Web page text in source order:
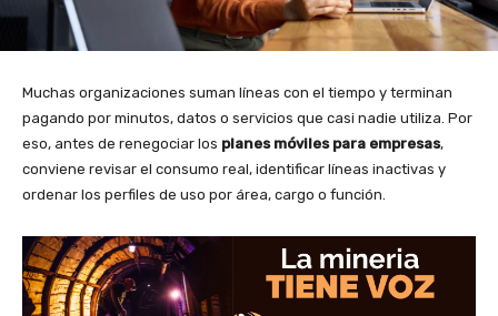
Muchas organizaciones suman líneas con el tiempo y terminan
pagando por minutos, datos o servicios que casi nadie utiliza. Por
eso, antes de renegociar los planes móviles para empresas,
conviene revisar el consumo real, identificar líneas inactivas y
ordenar los perfiles de uso por área, cargo o función.